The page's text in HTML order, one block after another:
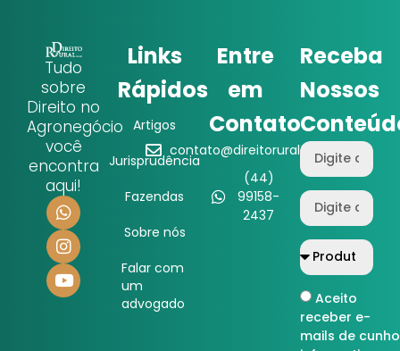
Tudo
sobre
Direito no
Agronegócio
você
encontra
aqui!
Links
Rápidos
Artigos
Jurisprudência
Fazendas
Sobre nós
Falar com
um
advogado
Entre
em
Contato
contato@direitorural.com.br
(44)
99158-
2437
Receba
Nossos
Aceito
receber e-
mails de cunho